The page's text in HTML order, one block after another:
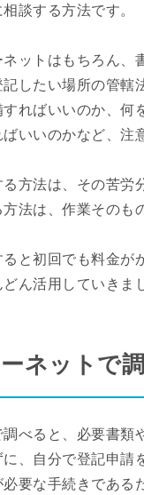
談する方法です。
ットはもちろん、
したい場所の管轄
ればいいのか、何
いいのかなど、注
方法は、その苦労
法は、作業そのも
と初回でも料金が
ん活用していきま
ネットで
べると、必要書類
、自分で登記申請
要な手続きである